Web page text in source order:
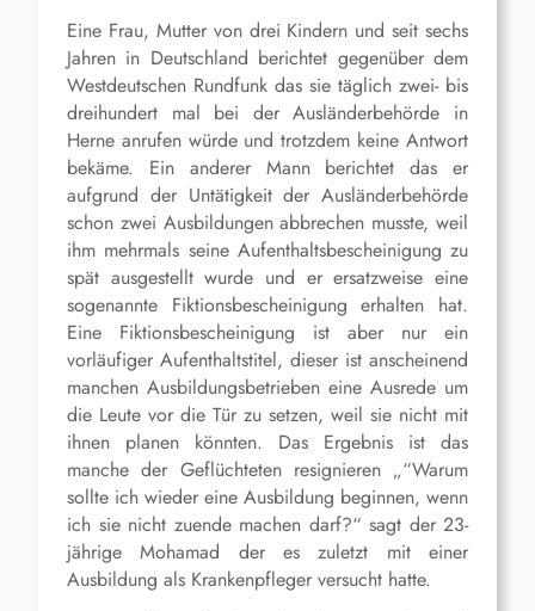
Eine Frau, Mutter von drei Kindern und seit sechs
Jahren in Deutschland berichtet gegenüber dem
Westdeutschen Rundfunk das sie täglich zwei- bis
dreihundert mal bei der Ausländerbehörde in
Herne anrufen würde und trotzdem keine Antwort
bekäme. Ein anderer Mann berichtet das er
aufgrund der Untätigkeit der Ausländerbehörde
schon zwei Ausbildungen abbrechen musste, weil
ihm mehrmals seine Aufenthaltsbescheinigung zu
spät ausgestellt wurde und er ersatzweise eine
sogenannte Fiktionsbescheinigung erhalten hat.
Eine Fiktionsbescheinigung ist aber nur ein
vorläufiger Aufenthaltstitel, dieser ist anscheinend
manchen Ausbildungsbetrieben eine Ausrede um
die Leute vor die Tür zu setzen, weil sie nicht mit
ihnen planen könnten. Das Ergebnis ist das
manche der Geflüchteten resignieren „“Warum
sollte ich wieder eine Ausbildung beginnen, wenn
ich sie nicht zuende machen darf?“ sagt der 23-
jährige Mohamad der es zuletzt mit einer
Ausbildung als Krankenpfleger versucht hatte.